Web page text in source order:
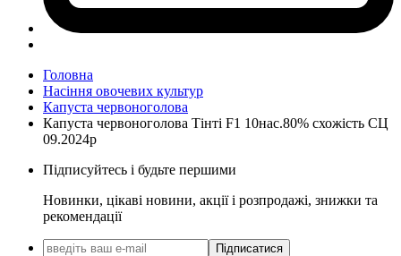
Головна
Насіння овочевих культур
Капуста червоноголова
Капуста червоноголова Тінті F1 10нас.80% схожість СЦ
09.2024р
Підписуйтесь і будьте першими
Новинки, цікаві новини, акції і розпродажі, знижки та
рекомендації
Підписатися